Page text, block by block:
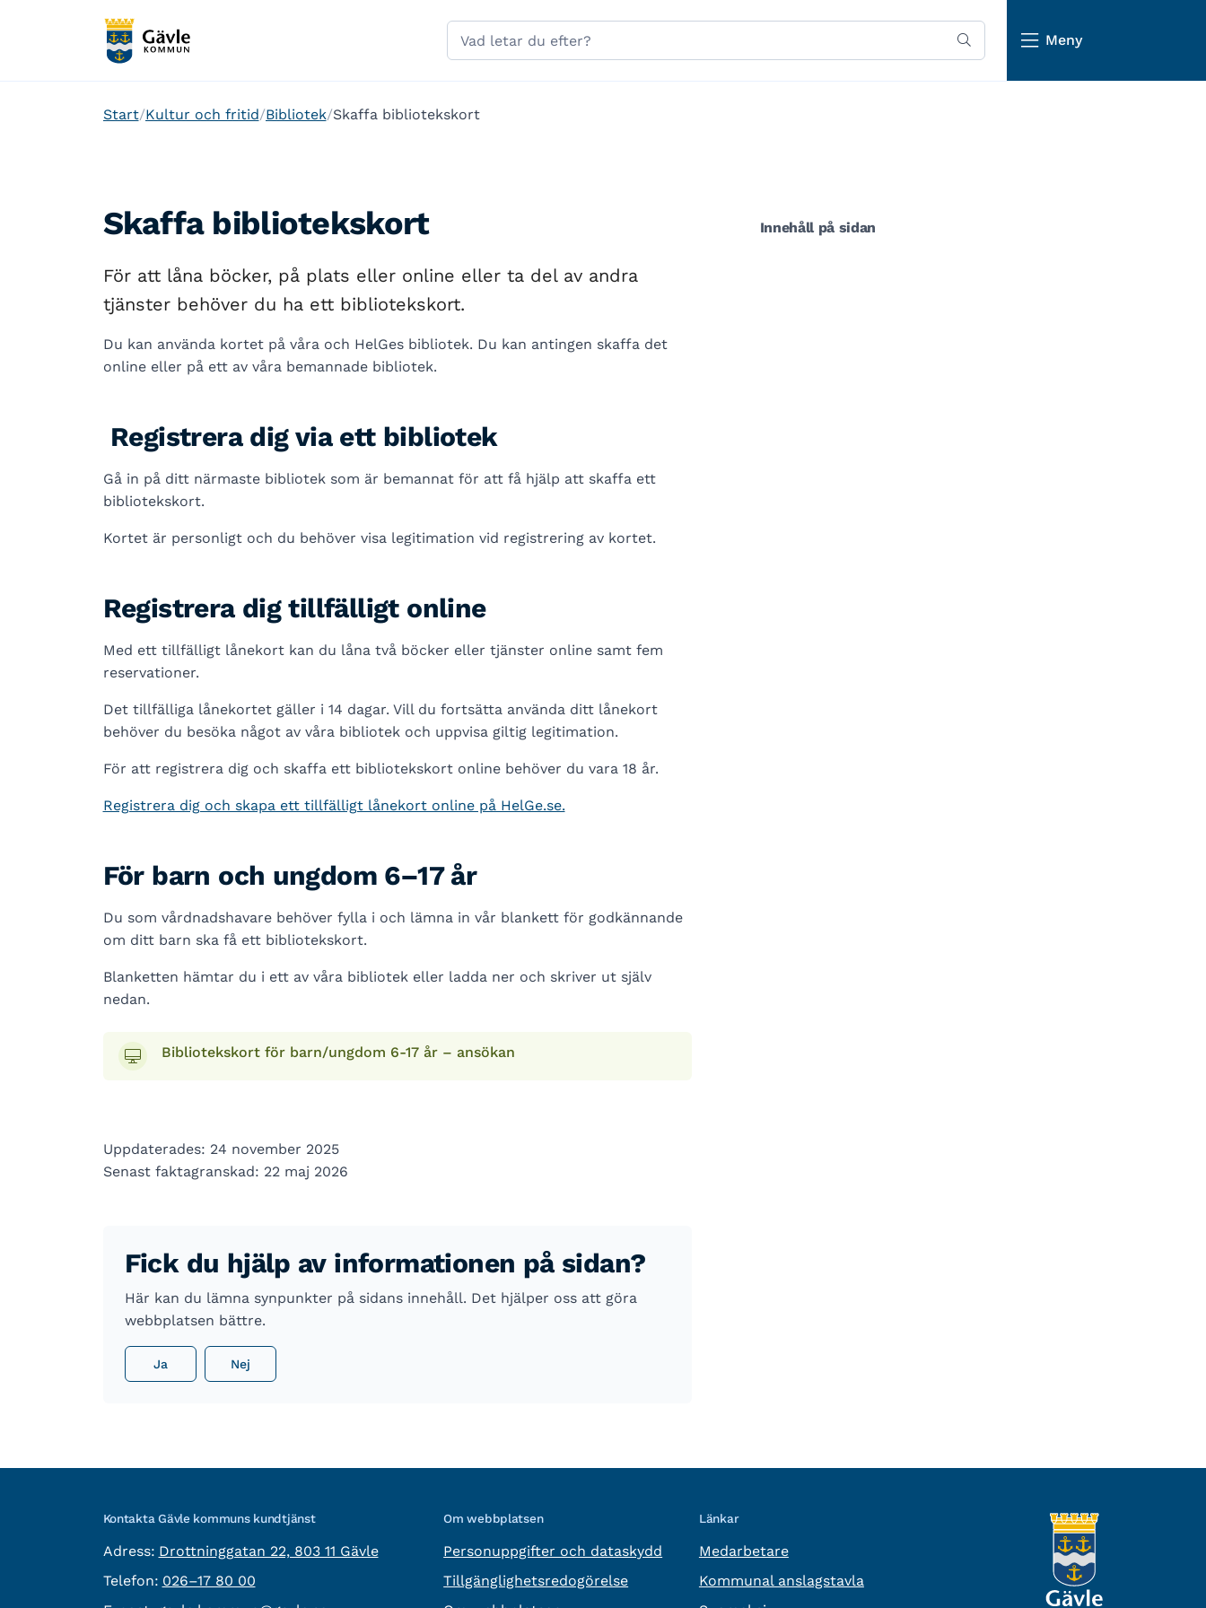
Sök
på
Meny
Start Kultur och fritid Bibliotek Skaffa bibliotekskort
Skaffa bibliotekskort
För att låna böcker, på plats eller online eller ta del av andra
tjänster behöver du ha ett bibliotekskort.
Du kan använda kortet på våra och HelGes bibliotek. Du kan antingen skaffa det
online eller på ett av våra bemannade bibliotek.
Registrera dig via ett bibliotek
Gå in på ditt närmaste bibliotek som är bemannat för att få hjälp att skaffa ett
bibliotekskort.
Kortet är personligt och du behöver visa legitimation vid registrering av kortet.
Registrera dig tillfälligt online
Med ett tillfälligt lånekort kan du låna två böcker eller tjänster online samt fem
reservationer.
Det tillfälliga lånekortet gäller i 14 dagar. Vill du fortsätta använda ditt lånekort
behöver du besöka något av våra bibliotek och uppvisa giltig legitimation.
För att registrera dig och skaffa ett bibliotekskort online behöver du vara 18 år.
Registrera dig och skapa ett tillfälligt lånekort online på HelGe.se.
För barn och ungdom 6–17 år
Du som vårdnadshavare behöver fylla i och lämna in vår blankett för godkännande
om ditt barn ska få ett bibliotekskort.
Blanketten hämtar du i ett av våra bibliotek eller ladda ner och skriver ut själv
nedan.
Bibliotekskort för barn/ungdom 6-17 år – ansökan
Uppdaterades: 24 november 2025
Senast faktagranskad: 22 maj 2026
Fick du hjälp av informationen på sidan?
Här kan du lämna synpunkter på sidans innehåll. Det hjälper oss att göra
webbplatsen bättre.
Ja Nej
Innehåll på sidan
Kontakta Gävle kommuns kundtjänst
Adress: besöksadress:
Drottninggatan 22, 803 11 Gävle
Telefon: Telefon:
026–17 80 00
Om webbplatsen
Personuppgifter och dataskydd
Tillgänglighetsredogörelse
Länkar
Medarbetare
Kommunal anslagstavla